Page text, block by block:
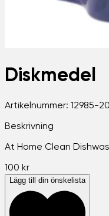
Diskmedel
Artikelnummer: 12985-
Beskrivning
At Home Clean
100 kr
Lägg till din önskelista